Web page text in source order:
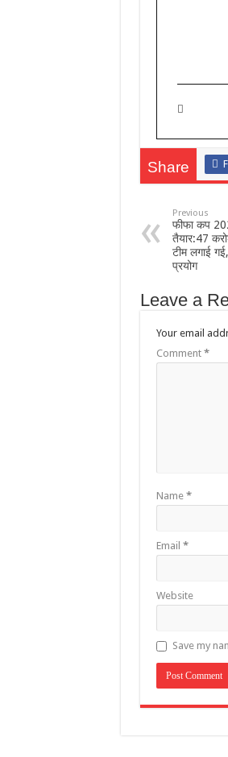
Share
Previous
फीफा कप
तैयार:47
टीम लगाई
प्रयोग
Leave a
Your email
Comment *
Name *
Email *
Website
Save my